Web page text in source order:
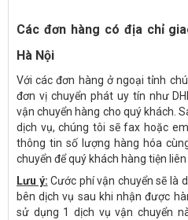
Các đơn hàng có địa chỉ
Hà Nội
Với các đơn hàng ở ngoại tỉnh
đơn vị chuyển phát uy tín như
vận chuyển hàng cho quý khách.
dịch vụ, chúng tôi sẽ fax hoặc
thông tin số lượng hàng hóa
chuyển để quý khách hàng tiện
Lưu ý: Cước phí vận chuyển sẽ là
bên dịch vụ sau khi nhận được
sử dụng 1 dịch vụ vận chuyển